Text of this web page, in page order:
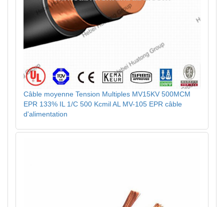
Câble moyenne Tension Multiples MV15KV 500MCM
EPR 133% IL 1/C 500 Kcmil AL MV-105 EPR câble
d'alimentation